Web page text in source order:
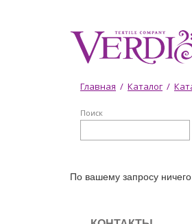
Вы
здесь
Главная / Каталог /
Поиск
По вашему запросу